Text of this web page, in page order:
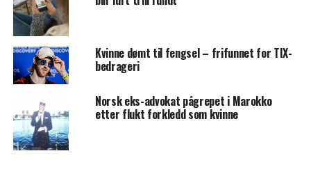
Kvinne dømt til fengsel – frifunnet for TIX-
bedrageri
Norsk eks-advokat pågrepet i Marokko
etter flukt forkledd som kvinne